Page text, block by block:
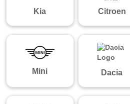
Kia Citroen
Mini Dacia